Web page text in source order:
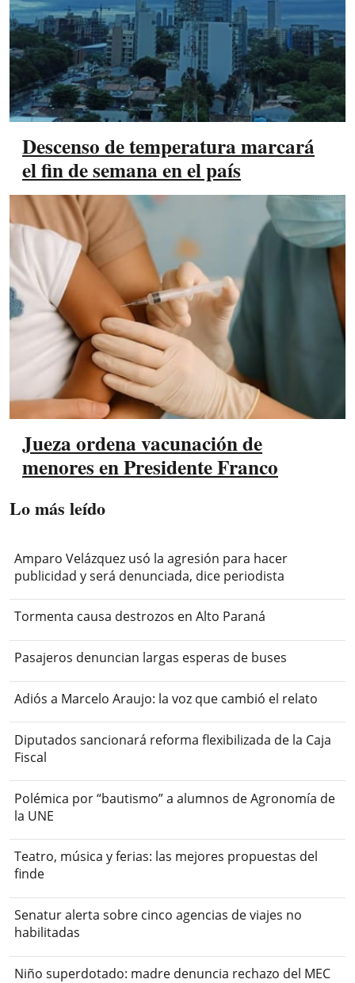
Descenso de temperatura marcará
el fin de semana en el país
Jueza ordena vacunación de
menores en Presidente Franco
Lo más leído
Amparo Velázquez usó la agresión para hacer
publicidad y será denunciada, dice periodista
Tormenta causa destrozos en Alto Paraná
Pasajeros denuncian largas esperas de buses
Adiós a Marcelo Araujo: la voz que cambió el relato
Diputados sancionará reforma flexibilizada de la Caja
Fiscal
Polémica por “bautismo” a alumnos de Agronomía de
la UNE
Teatro, música y ferias: las mejores propuestas del
finde
Senatur alerta sobre cinco agencias de viajes no
habilitadas
Niño superdotado: madre denuncia rechazo del MEC